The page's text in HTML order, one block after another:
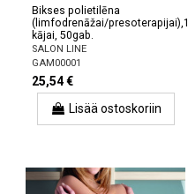
Bikses polietilēna
(limfodrenāžai/presoterapijai),1
kājai, 50gab.
SALON LINE
GAM00001
25,54 €
Lisää ostoskoriin